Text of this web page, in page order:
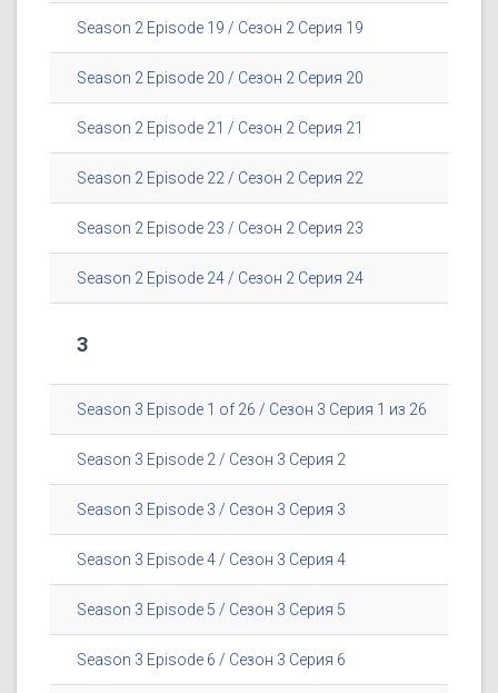
Season 2 Episode 19 / Сезон 2 Серия 19
Season 2 Episode 20 / Сезон 2 Серия 20
Season 2 Episode 21 / Сезон 2 Серия 21
Season 2 Episode 22 / Сезон 2 Серия 22
Season 2 Episode 23 / Сезон 2 Серия 23
Season 2 Episode 24 / Сезон 2 Серия 24
3
Season 3 Episode 1 of 26 / Сезон 3 Серия 1 из 26
Season 3 Episode 2 / Сезон 3 Серия 2
Season 3 Episode 3 / Сезон 3 Серия 3
Season 3 Episode 4 / Сезон 3 Серия 4
Season 3 Episode 5 / Сезон 3 Серия 5
Season 3 Episode 6 / Сезон 3 Серия 6